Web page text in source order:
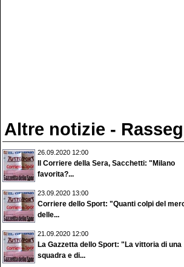
Altre notizie -
26.09.2020 12:00
Il Corriere della Sera, Sacchetti: "Milano
favorita?...
23.09.2020 13:00
Corriere dello Sport: "Quanti colpi del
delle...
21.09.2020 12:00
La Gazzetta dello Sport: "La vittoria di una
squadra e di...